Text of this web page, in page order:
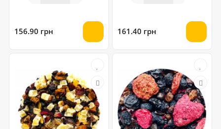
156.90 грн 161.40 грн